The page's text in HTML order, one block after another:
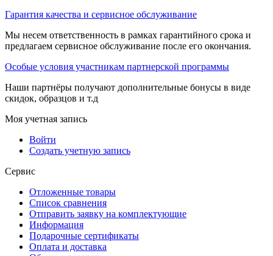
Гарантия качества и сервисное обслуживание
Мы несем ответственность в рамках гарантийного срока и
предлагаем сервисное обслуживание после его окончания.
Особые условия участникам партнерской программы
Наши партнёры получают дополнительные бонусы в виде
скидок, образцов и т.д
Моя учетная запись
Войти
Создать учетную запись
Сервис
Отложенные товары
Список сравнения
Отправить заявку на комплектующие
Информация
Подарочные сертификаты
Оплата и доставка